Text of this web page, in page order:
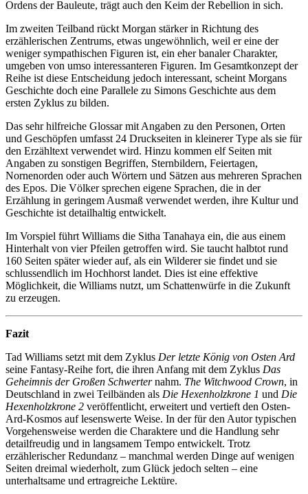
Ordens der Bauleute, trägt auch den Keim der Rebellion in sich.
Im zweiten Teilband rückt Morgan stärker in Richtung des
erzählerischen Zentrums, etwas ungewöhnlich, weil er eine der
weniger sympathischen Figuren ist, ein eher banaler Charakter,
umgeben von umso interessanteren Figuren. Im Gesamtkonzept der
Reihe ist diese Entscheidung jedoch interessant, scheint Morgans
Geschichte doch eine Parallele zu Simons Geschichte aus dem
ersten Zyklus zu bilden.
Das sehr hilfreiche Glossar mit Angaben zu den Personen, Orten
und Geschöpfen umfasst 24 Druckseiten in kleinerer Type als sie für
den Erzähltext verwendet wird. Hinzu kommen elf Seiten mit
Angaben zu sonstigen Begriffen, Sternbildern, Feiertagen,
Nornenorden oder auch Wörtern und Sätzen aus mehreren Sprachen
des Epos. Die Völker sprechen eigene Sprachen, die in der
Erzählung in geringem Ausmaß verwendet werden, ihre Kultur und
Geschichte ist detailhaltig entwickelt.
Im Vorspiel führt Williams die Sitha Tanahaya ein, die aus einem
Hinterhalt von vier Pfeilen getroffen wird. Sie taucht halbtot rund
160 Seiten später wieder auf, als ein Wilderer sie findet und sie
schlussendlich im Hochhorst landet. Dies ist eine effektive
Möglichkeit, die Williams nutzt, um Schattenwürfe in die Zukunft
zu erzeugen.
Fazit
Tad Williams setzt mit dem Zyklus Der letzte König von Osten Ard
seine Fantasy-Reihe fort, die ihren Anfang mit dem Zyklus Das
Geheimnis der Großen Schwerternahm. The Witchwood Crown, in
Deutschland in zwei Teilbänden als Die Hexenholzkrone 1 und Die
Hexenholzkrone 2 veröffentlicht, erweitert und vertieft den Osten-
Ard-Kosmos auf lesenswerte Weise. In der für den Autor typischen
Vorgehensweise werden die Charaktere und die Handlung sehr
detailfreudig und in langsamem Tempo entwickelt. Trotz
erzählerischer Redundanz – manchmal werden Dinge auf wenigen
Seiten dreimal wiederholt, zum Glück jedoch selten – eine
unterhaltsame und ertragreiche Lektüre.